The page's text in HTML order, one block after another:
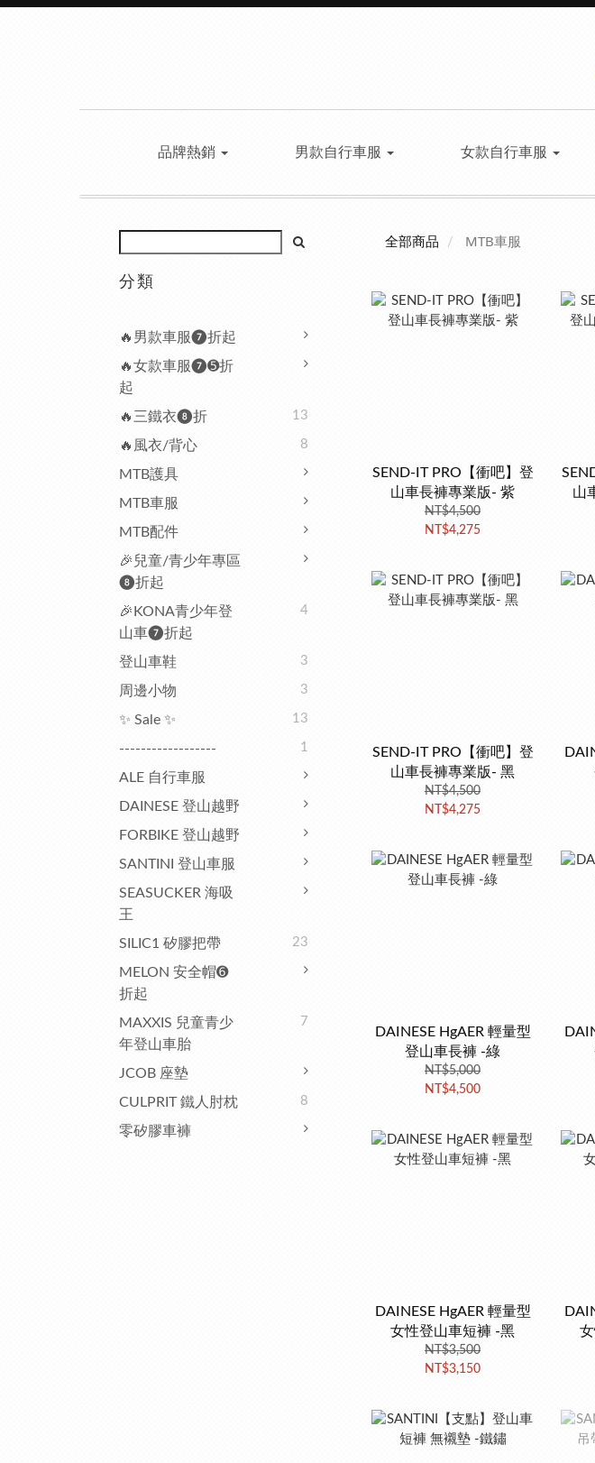
品牌熱銷 男款自行車服 女款自行車服
分類
🔥男款車服❼折起
🔥女款車服❼➎折
起
🔥三鐵衣❽折
13
🔥風衣/背心 8
MTB護具
MTB車服
MTB配件
🎉兒童/青少年專區
❽折起
🎉KONA青少年登
山車❼折起
4
登山車鞋 3
周邊小物 3
✨ Sale ✨ 13
------------------ 1
ALE 自行車服
DAINESE 登山越野
FORBIKE 登山越野
SANTINI 登山車服
SEASUCKER 海吸
王
SILIC1 矽膠把帶
23
MELON 安全帽➏
折起
MAXXIS 兒童青少
年登山車胎
7
JCOB 座墊
CULPRIT 鐵人肘枕
8
零矽膠車褲
全部商品 MTB車服
SEND-IT PRO【衝吧】登
山車長褲專業版- 紫
NT$4,500
NT$4,275
山
SEND-IT PRO【衝吧】登
山車長褲專業版- 黑
NT$4,500
NT$4,275
DAINESE HgAER 輕量型
登山車長褲 -綠
NT$5,000
NT$4,500
DAINESE HgAER 輕量型
女性登山車短褲 -黑
NT$3,500
NT$3,150